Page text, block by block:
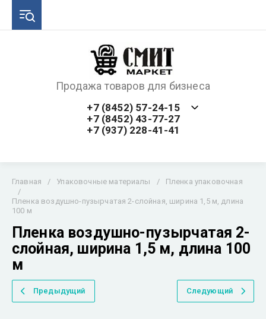
Продажа товаров для бизнеса
+7 (8452) 57-24-15
+7 (8452) 43-77-27
+7 (937) 228-41-41
Главная / Упаковочные материалы /
Пленка упаковочная
/
Пленка воздушно-пузырчатая 2-слойная, ширина 1,5 м, длина
100 м
Пленка воздушно-пузырчатая 2-
слойная, ширина 1,5 м, длина 100
м
Предыдущий Следующий